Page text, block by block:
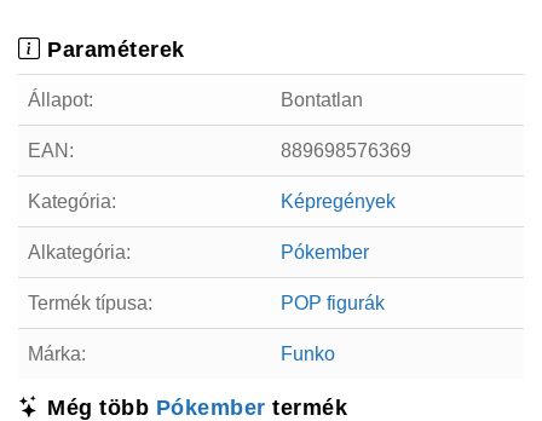
Paraméterek
Állapot: Bontatlan
EAN: 889698576369
Kategória: Képregények
Alkategória: Pókember
Termék típusa: POP figurák
Márka: Funko
Még több Pókember termék